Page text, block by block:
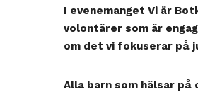
I evenemanget Vi är
volontärer som är
om det vi fokuserar på
Alla barn som hälsar